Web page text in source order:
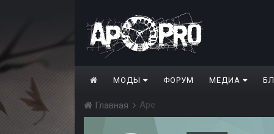
МОДЫ ФОРУМ МЕДИА
Главная Ape